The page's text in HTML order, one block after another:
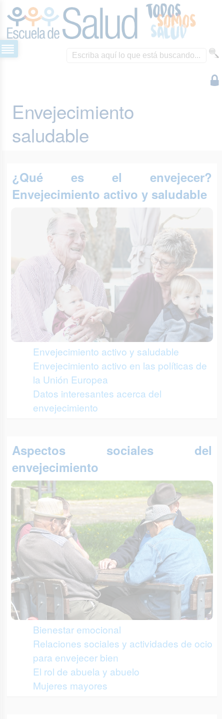
Envejecimiento
saludable
¿Qué es el envejecer?
Envejecimiento activo y saludable
Envejecimiento activo y saludable
Envejecimiento activo en las políticas de
la Unión Europea
Datos interesantes acerca del
envejecimiento
Aspectos sociales del
envejecimiento
Bienestar emocional
Relaciones sociales y actividades de ocio
para envejecer bien
El rol de abuela y abuelo
Mujeres mayores